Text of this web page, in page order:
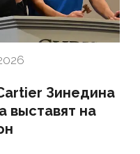
Зинедина
выставят на